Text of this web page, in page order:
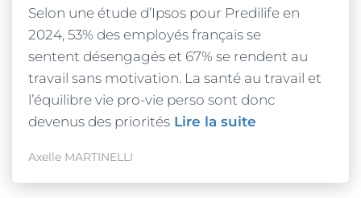
Selon une étude d’Ipsos pour Predilife en
2024, 53% des employés français se
sentent désengagés et 67% se rendent au
travail sans motivation. La santé au travail et
l’équilibre vie pro-vie perso sont donc
devenus des priorités Lire la suite
Axelle MARTINELLI